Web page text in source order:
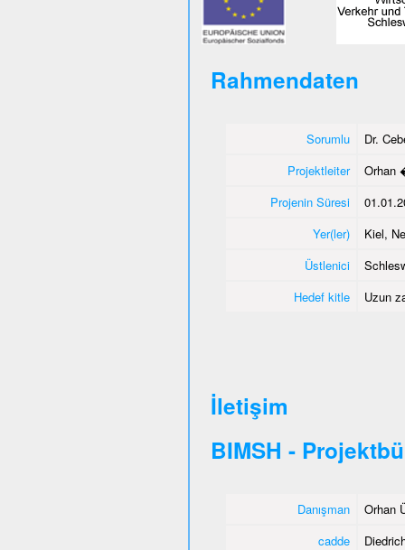
Rahmendaten
Sorumlu
Dr.
Projektleiter
Orhan
Projenin Süresi
Yer(ler)
Kiel,
Üstlenici
Hedef kitle
Uzun
İletişim
BIMSH -
Danışman
Orhan
cadde